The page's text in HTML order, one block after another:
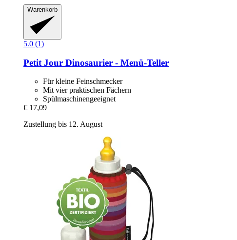
Warenkorb
5.0 (1)
Petit Jour Dinosaurier -​ Menü-​Teller
Für kleine Feinschmecker
Mit vier praktischen Fächern
Spülmaschinengeeignet
€ 17,09
Zustellung bis 12. August